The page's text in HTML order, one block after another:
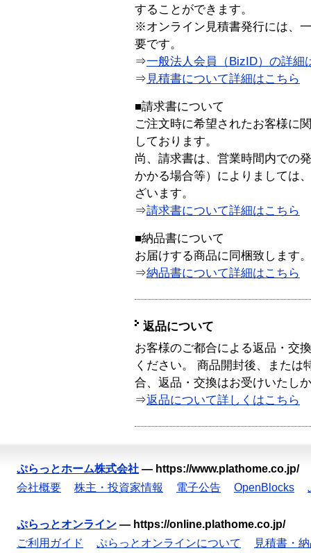
することができます。
※オンライン見積書発行には、
要です。
⇒一般法人会員（BizID）の詳細
⇒ 見積書について詳細はこちら
■請求書について
ご注文時に希望されたお客様に
しております。
尚、請求書は、営業時間内での
かかる場合等）によりましては
ざいます。
⇒請求書について詳細はこちら
■納品書について
お届けする商品に同梱致します。
⇒納品書について詳細はこちら
返品について
お客様のご都合による返品・交
ください。 商品開封後、または
合、返品・交換はお受けいたし
⇒返品について詳しくはこちら
ぷらっとホーム株式会社 — https://www.plathome.co.jp/
会社概要
株主・投資家情報 電子公告 OpenBlocks
ぷらっとオンライン — https://online.plathome.co.jp/
ご利用ガイド
ぷらっとオンラインについて 見積書・